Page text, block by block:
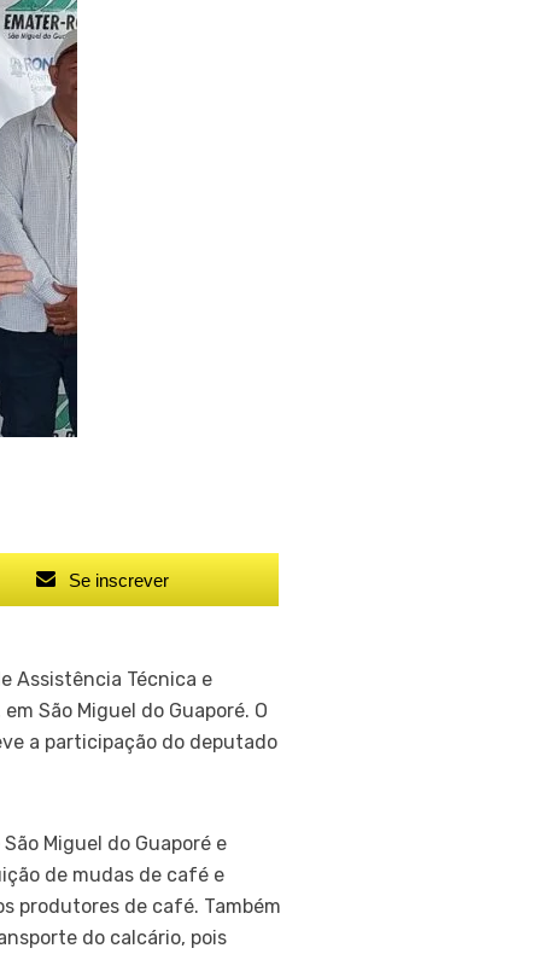
Se inscrever
Assistência Técnica e
São Miguel do Guaporé. O
a participação do deputado
Miguel do Guaporé e
de mudas de café e
produtores de café. Também
do calcário, pois